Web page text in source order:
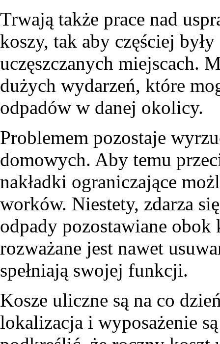
Trwają także prace nad
koszy, tak aby częściej
uczęszczanych miejscach.
dużych wydarzeń, które
odpadów w danej okolicy.
Problemem pozostaje
domowych. Aby temu
nakładki ograniczające
worków. Niestety, zdarza
odpady pozostawiane
rozważane jest nawet
spełniają swojej funkcji.
Kosze uliczne są na co
lokalizacja i wyposażenie